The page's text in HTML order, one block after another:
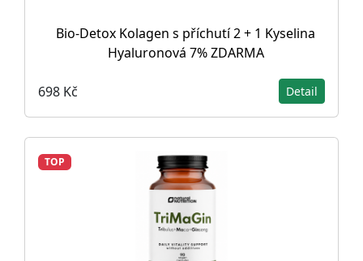
Bio-Detox Kolagen s příchutí 2 + 1 Kyselina
Hyaluronová 7% ZDARMA
698 Kč Detail
TOP